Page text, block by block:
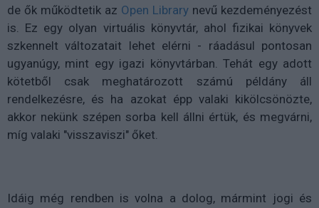
de ők működtetik az Open Library nevű kezdeményezést
is. Ez egy olyan virtuális könyvtár, ahol fizikai könyvek
szkennelt változatait lehet elérni - ráadásul pontosan
ugyanúgy, mint egy igazi könyvtárban. Tehát egy adott
kötetből csak meghatározott számú példány áll
rendelkezésre, és ha azokat épp valaki kikölcsönözte,
akkor nekünk szépen sorba kell állni értük, és megvárni,
míg valaki "visszaviszi" őket.
Idáig még rendben is volna a dolog, mármint jogi és